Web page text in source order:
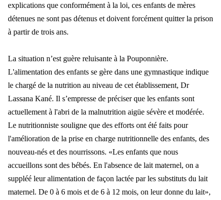
explications que conformément à la loi, ces enfants de mères
détenues ne sont pas détenus et doivent forcément quitter la prison
à partir de trois ans.
La situation n’est guère reluisante à la Pouponnière.
L'alimentation des enfants se gère dans une gymnastique indique
le chargé de la nutrition au niveau de cet établissement, Dr
Lassana Kané. Il s’empresse de préciser que les enfants sont
actuellement à l'abri de la malnutrition aigüe sévère et modérée.
Le nutritionniste souligne que des efforts ont été faits pour
l'amélioration de la prise en charge nutritionnelle des enfants, des
nouveau-nés et des nourrissons. «Les enfants que nous
accueillons sont des bébés. En l'absence de lait maternel, on a
suppléé leur alimentation de façon lactée par les substituts du lait
maternel. De 0 à 6 mois et de 6 à 12 mois, on leur donne du lait»,